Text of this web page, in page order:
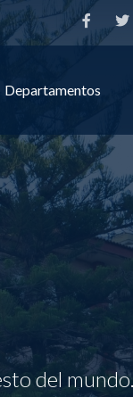
Departamentos
del